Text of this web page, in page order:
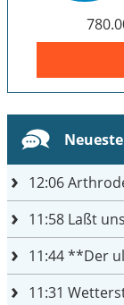
12:06
11:58 Laßt uns
11:44**Der
11:31